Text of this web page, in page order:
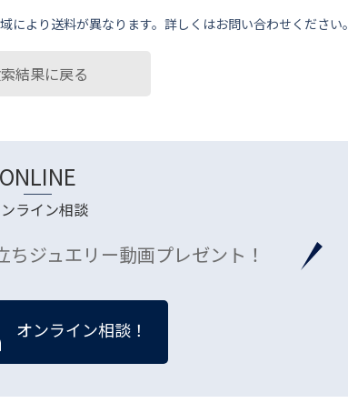
より送料が異なります。詳しくはお問い合わせください。
結果に戻る
ONLINE
ライン相談
ジュエリー動画プレゼント！
オンライン相談！